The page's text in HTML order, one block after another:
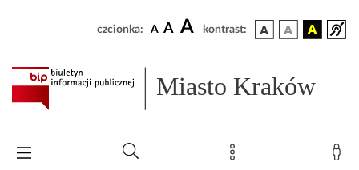
czcionka: A A A kontrast:
Miasto Kraków